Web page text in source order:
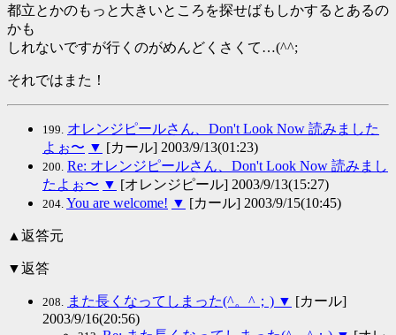
都立とかのもっと大きいところを探せばもしかするとあるの
かも
しれないですが行くのがめんどくさくて…(^^;
それではまた！
199. オレンジピールさん、Don't Look Now 読みました
よぉ〜 ▼ [カール] 2003/9/13(01:23)
200. Re: オレンジピールさん、Don't Look Now 読みまし
たよぉ〜 ▼ [オレンジピール] 2003/9/13(15:27)
204. You are welcome! ▼ [カール] 2003/9/15(10:45)
▲返答元
▼返答
208. また長くなってしまった(^。^；) ▼ [カール]
2003/9/16(20:56)